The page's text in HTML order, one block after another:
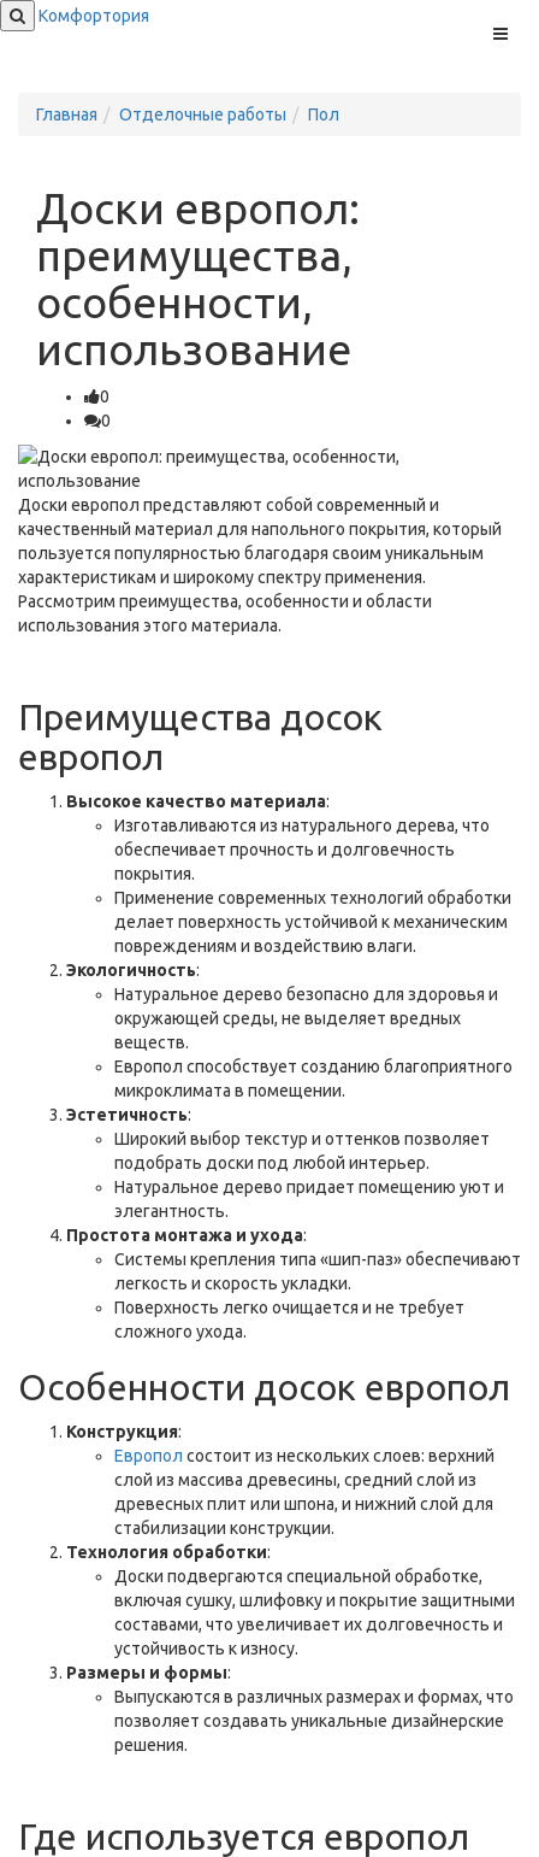
Меню
Комфортория
Главная Отделочные работы Пол
Доски европол:
преимущества,
особенности,
использование
0
0
Доски европол представляют собой современный и
качественный материал для напольного покрытия, который
пользуется популярностью благодаря своим уникальным
характеристикам и широкому спектру применения.
Рассмотрим преимущества, особенности и области
использования этого материала.
Преимущества досок
европол
Высокое качество материала:
Изготавливаются из натурального дерева, что
обеспечивает прочность и долговечность
покрытия.
Применение современных технологий обработки
делает поверхность устойчивой к механическим
повреждениям и воздействию влаги.
Экологичность:
Натуральное дерево безопасно для здоровья и
окружающей среды, не выделяет вредных
веществ.
Европол способствует созданию благоприятного
микроклимата в помещении.
Эстетичность:
Широкий выбор текстур и оттенков позволяет
подобрать доски под любой интерьер.
Натуральное дерево придает помещению уют и
элегантность.
Простота монтажа и ухода:
Системы крепления типа «шип-паз» обеспечивают
легкость и скорость укладки.
Поверхность легко очищается и не требует
сложного ухода.
Особенности досок европол
Конструкция:
Европол состоит из нескольких слоев: верхний
слой из массива древесины, средний слой из
древесных плит или шпона, и нижний слой для
стабилизации конструкции.
Технология обработки:
Доски подвергаются специальной обработке,
включая сушку, шлифовку и покрытие защитными
составами, что увеличивает их долговечность и
устойчивость к износу.
Размеры и формы:
Выпускаются в различных размерах и формах, что
позволяет создавать уникальные дизайнерские
решения.
Где используется европол